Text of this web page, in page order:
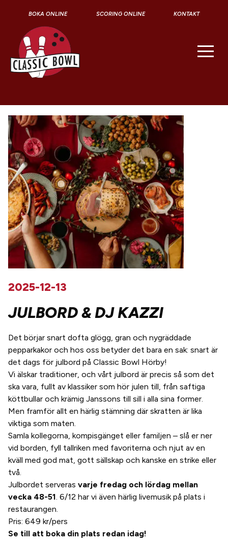
BOKA ONLINE SCORING ONLINE KONTAKT
2025-12-13
JULBORD & DJ KAZZI
Det börjar snart dofta glögg, gran och nygräddade
pepparkakor och hos oss betyder det bara en sak: snart är
det dags för julbord på Classic Bowl Hörby!
Vi älskar traditioner, och vårt julbord är precis så som det
ska vara, fullt av klassiker som hör julen till, från saftiga
köttbullar och krämig Janssons till sill i alla sina former.
Men framför allt en härlig stämning där skratten är lika
viktiga som maten.
Samla kollegorna, kompisgänget eller familjen – slå er ner
vid borden, fyll tallriken med favoriterna och njut av en
kväll med god mat, gott sällskap och kanske en strike eller
två.
Julbordet serveras varje fredag och lördag mellan
vecka 48-51. 6/12 har vi även härlig livemusik på plats i
restaurangen.
Pris: 649 kr/pers
Se till att boka din plats redan idag!